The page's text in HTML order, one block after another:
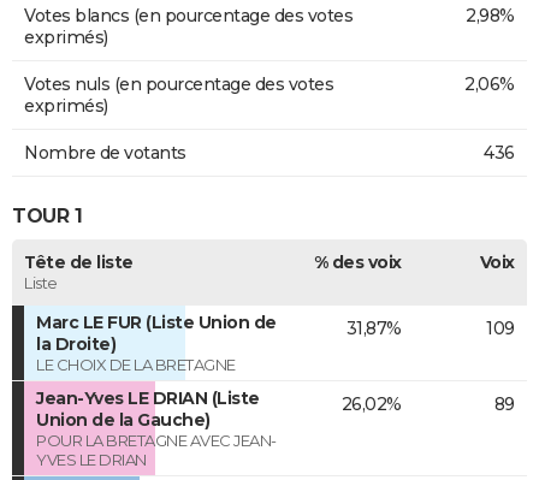
Votes blancs (en pourcentage des votes
exprimés)
2,98%
Votes nuls (en pourcentage des votes
exprimés)
2,06%
Nombre de votants 436
TOUR 1
Tête de liste
Liste
% des voix Voix
Marc LE FUR (Liste Union de
la Droite)
LE CHOIX DE LA BRETAGNE
31,87% 109
Jean-Yves LE DRIAN (Liste
Union de la Gauche)
POUR LA BRETAGNE AVEC JEAN-
YVES LE DRIAN
26,02% 89